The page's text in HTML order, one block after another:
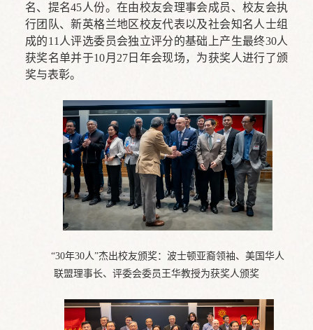
名、提名45人份。在由校友会理事会成员、校友会执
行团队、新英格兰地区校友代表以及社会知名人士组
成的11人评选委员会独立评分的基础上产生最终30人
获奖名单并于10月27日年会现场，为获奖人进行了颁
奖与表彰。
“30年30人”杰出校友颁奖：波士顿亚裔领袖、美国华人
联盟理事长、评委会委员王华教授为获奖人颁奖